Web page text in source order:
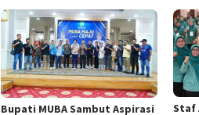
Bupati MUBA Sambut Aspirasi
Staf